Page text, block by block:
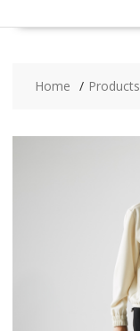
Home Products